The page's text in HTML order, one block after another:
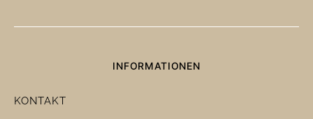
INFORMATIONEN
KONTAKT